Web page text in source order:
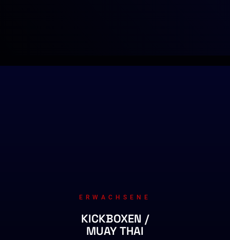
ERWACHSENE
KICKBOXEN /
MUAY THAI